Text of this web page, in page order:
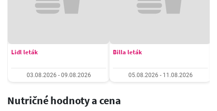
Lidl leták
03.08.2026 - 09.08.2026
Billa leták
05.08.2026 - 11.08.2026
Nutričné hodnoty a cena